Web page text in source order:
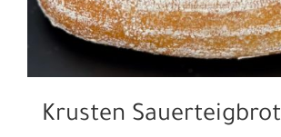
Krusten Sauerteigbrot